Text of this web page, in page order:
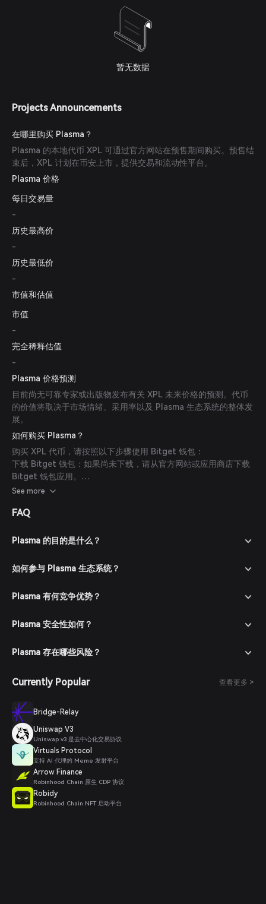
暂无数据
Projects Announcements
在哪里购买 Plasma？
Plasma 的本地代币 XPL 可通过官方网站在预售期间购买。预售结
束后，XPL 计划在币安上市，提供交易和流动性平台。
Plasma 价格
每日交易量
-
历史最高价
-
历史最低价
-
市值和估值
市值
-
完全稀释估值
-
Plasma 价格预测
目前尚无可靠专家或出版物发布有关 XPL 未来价格的预测。代币
的价值将取决于市场情绪、采用率以及 Plasma 生态系统的整体发
展。
如何购买 Plasma？
购买 XPL 代币，请按照以下步骤使用 Bitget 钱包：
下载 Bitget 钱包：如果尚未下载，请从官方网站或应用商店下载
Bitget 钱包应用。
创建账户：打开应用，按照屏幕指引创建新账户。确保使用强密码
为钱包充值：通过转账加密货币或使用法币通过支持的支付方式购
进入市场：在 Bitget 钱包中进入市场板块，搜索 XPL 以查看可交
下单购买：选择所需交易对（例如 XPL/USDT），输入购买数量
并确认订单。交易完成后，XPL 将添加到您的钱包中。
See more
FAQ
Plasma 的目的是什么？
如何参与 Plasma 生态系统？
Plasma 有何竞争优势？
Plasma 安全性如何？
Plasma 存在哪些风险？
Currently Popular 查看更多 >
Bridge-Relay
Uniswap V3
Uniswap v3 是去中心化交易协议
Virtuals Protocol
支持 AI 代理的 Meme 发射平台
Arrow Finance
Robinhood Chain 原生 CDP 协议
Robidy
Robinhood Chain NFT 启动平台